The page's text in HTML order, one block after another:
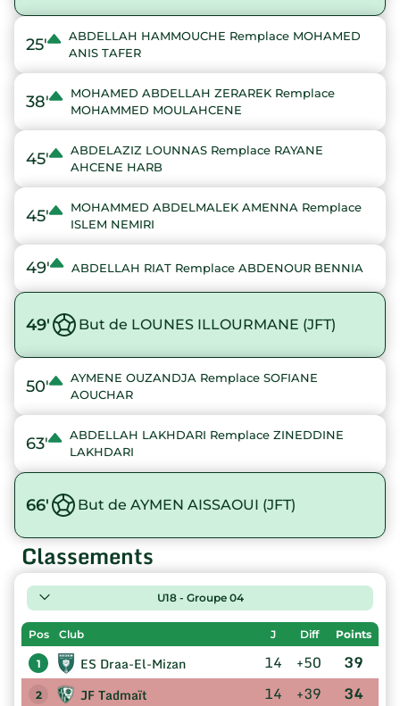
25'
ABDELLAH HAMMOUCHE Remplace MOHAMED
ANIS TAFER
38'
MOHAMED ABDELLAH ZERAREK Remplace
MOHAMMED MOULAHCENE
45'
ABDELAZIZ LOUNNAS Remplace RAYANE
AHCENE HARB
45'
MOHAMMED ABDELMALEK AMENNA Remplace
ISLEM NEMIRI
49' ABDELLAH RIAT Remplace ABDENOUR BENNIA
49' But de LOUNES ILLOURMANE (JFT)
50'
AYMENE OUZANDJA Remplace SOFIANE
AOUCHAR
63'
ABDELLAH LAKHDARI Remplace ZINEDDINE
LAKHDARI
66' But de AYMEN AISSAOUI (JFT)
Classements
U18 - Groupe 04
Pos Club J Diff Points
1 ES Draa-El-Mizan 14 +50 39
2 JF Tadmaït 14 +39 34